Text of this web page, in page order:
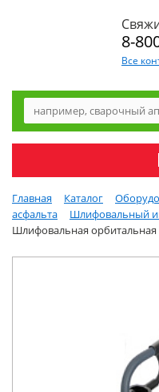
8-
Все
Главная Каталог
асфальта
Шлифовальный
Шлифовальная орбитальная